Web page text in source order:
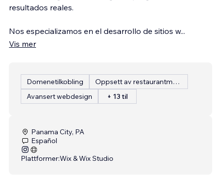
resultados reales.
Nos especializamos en el desarrollo de sitios w...
Vis mer
Domenetilkobling
Oppsett av restaurantmeny
Avansert webdesign
+ 13 til
Panama City, PA
Español
Plattformer:Wix & Wix Studio